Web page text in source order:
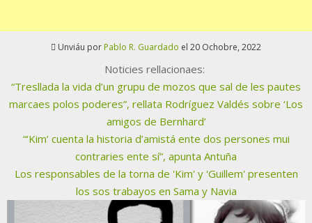
Unviáu por Pablo R. Guardado el 20 Ochobre, 2022
Noticies rellacionaes:
“Tresllada la vida d’un grupu de mozos que sal de les pautes
marcaes polos poderes”, rellata Rodríguez Valdés sobre ‘Los
amigos de Bernhard’
“‘Kim’ cuenta la historia d’amistá ente dos persones mui
contraries ente sí”, apunta Antuña
Los responsables de la torna de 'Kim' y 'Guillem' presenten
los sos trabayos en Sama y Navia